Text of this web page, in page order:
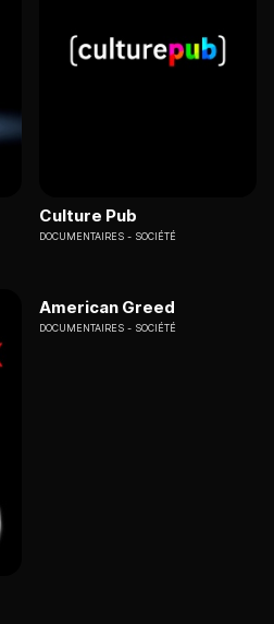
Culture Pub
DOCUMENTAIRES SOCIÉTÉ
American Greed
DOCUMENTAIRES SOCIÉTÉ